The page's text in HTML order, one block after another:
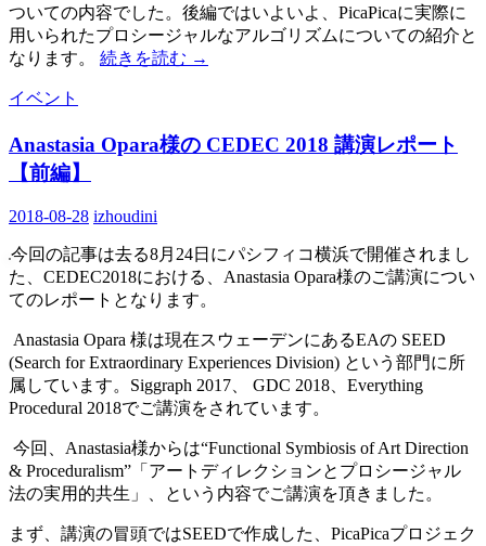
ついての内容でした。後編ではいよいよ、PicaPicaに実際に
用いられたプロシージャルなアルゴリズムについての紹介と
なります。 続きを読む →
イベント
Anastasia Opara様の CEDEC 2018 講演レポート
【前編】
2018-08-28 izhoudini
今回の記事は去る8月24日にパシフィコ横浜で開催されまし
た、CEDEC2018における、Anastasia Opara様のご講演につい
てのレポートとなります。
Anastasia Opara 様は現在スウェーデンにあるEAの SEED
(Search for Extraordinary Experiences Division) という部門に所
属しています。Siggraph 2017、 GDC 2018、Everything
Procedural 2018でご講演をされています。
今回、Anastasia様からは“Functional Symbiosis of Art Direction
& Proceduralism”「アートディレクションとプロシージャル
法の実用的共生」、という内容でご講演を頂きました。
まず、講演の冒頭ではSEEDで作成した、PicaPicaプロジェク